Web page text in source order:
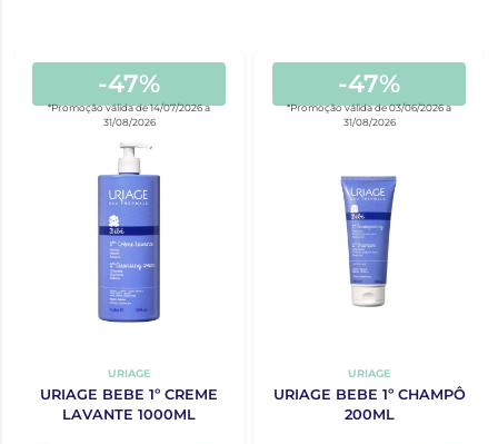
-47%
*Promoção válida de 14/07/2026 a
31/08/2026
URIAGE
URIAGE BEBE 1º CREME
LAVANTE 1000ML
-47%
*Promoção válida de 03/06/2026 a
31/08/2026
URIAGE
URIAGE BEBE 1º CHAMPÔ
200ML